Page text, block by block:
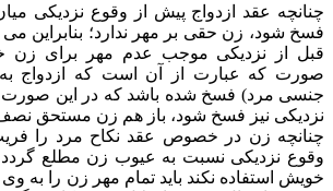
چنانچه عقد ازدواج پیش از وقوع نزدیکی
فسخ شود، زن حقی بر مهر ندارد؛ بنابراین
قبل از نزدیکی موجب عدم مهر برای زن
صورت که عبارت از آن است که ازدواج به
جنسی مرد) فسخ شده باشد که در این صورت
نزدیکی نیز فسخ شود، باز هم زن مستحق
چنانچه زن در خصوص عقد نکاح مرد را
وقوع نزدیکی نسبت به عیوب زن مطلع گردد
خویش استفاده نکند باید تمام مهر زن را به